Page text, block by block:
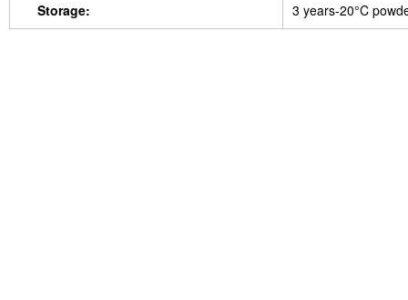
Storage: 3 years-20°C